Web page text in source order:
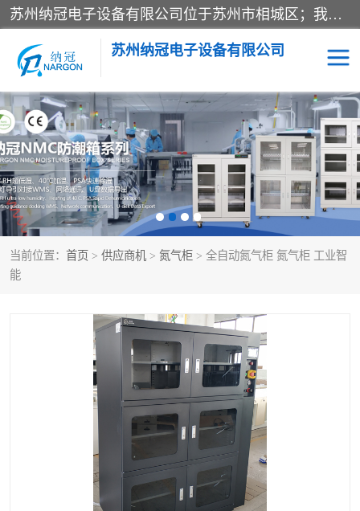
苏州纳冠电子设备有限公司位于苏州市相城区；我司依托国外先进技术结合国内用户的需求，为客户提供具有WMS功能的超低湿快速除湿电子防潮，压缩空气连续干燥柜、智能物料管理氮气储物柜、自制氮氮气柜、防潮氮气组合柜、不锈钢洁净氮气柜、洁净储物柜、石墨舟柜、亮灯导引丝网板存储柜、PCB柔性板气密干燥柜等
苏州纳冠电子设备有限公司
当前位置： 首页 > 供应商机 > 氮气柜 > 全自动氮气柜 氮气柜 工业智
能
电子防潮箱 氮气柜
智能料架 干燥箱